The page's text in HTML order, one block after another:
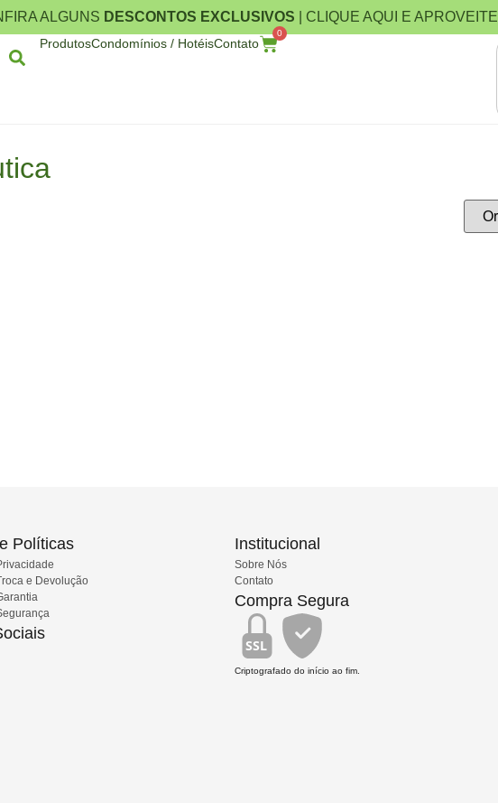
ALGUNS DESCONTOS EXCLUSIVOS | CLIQUE AQUI E APROVEITE
ProdutosCondomínios / HotéisContato
0
Políticas
e Devolução
Institucional
Sobre Nós
Contato
Compra Segura
SSL
Criptografado do início ao fim.